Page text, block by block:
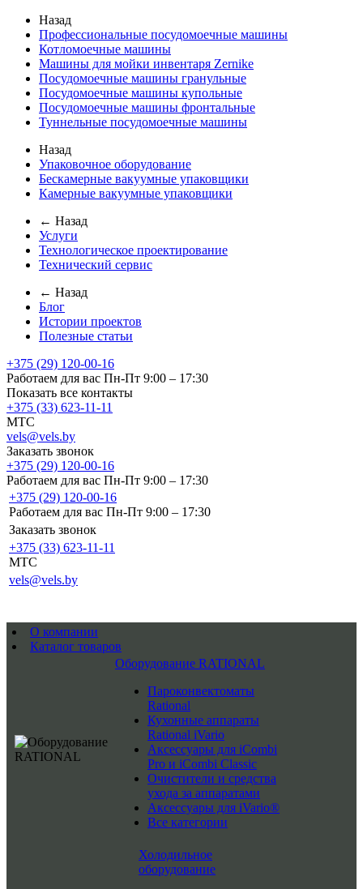
Назад
Профессиональные посудомоечные машины
Котломоечные машины
Машины для мойки инвентаря Zernike
Посудомоечные машины гранульные
Посудомоечные машины купольные
Посудомоечные машины фронтальные
Туннельные посудомоечные машины
Назад
Упаковочное оборудование
Бескамерные вакуумные упаковщики
Камерные вакуумные упаковщики
← Назад
Услуги
Технологическое проектирование
Технический сервис
← Назад
Блог
Истории проектов
Полезные статьи
+375 (29) 120-00-16
Работаем для вас Пн-Пт 9:00 – 17:30
Показать все контакты
+375 (33) 623-11-11
MTC
vels@vels.by
Заказать звонок
+375 (29) 120-00-16
Работаем для вас Пн-Пт 9:00 – 17:30
+375 (29) 120-00-16
Работаем для вас Пн-Пт 9:00 – 17:30
Заказать звонок
+375 (33) 623-11-11
MTC
vels@vels.by
О компании
Каталог товаров
Оборудование RATIONAL
Пароконвектоматы
Rational
Кухонные аппараты
Rational iVario
Аксессуары для iCombi
Pro и iCombi Classic
Очистители и средства
ухода за аппаратами
Аксессуары для iVario®
Все категории
Холодильное
оборудование